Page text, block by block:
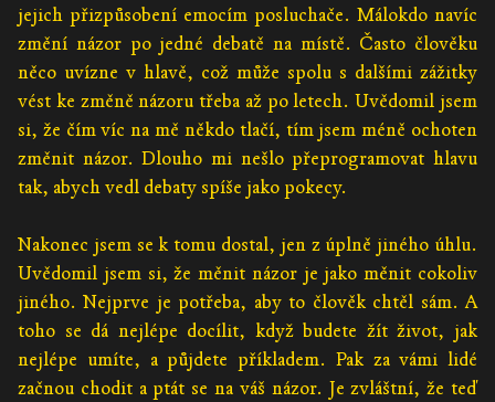
jejich přizpůsobení emocím posluchače. Málokdo navíc
změní názor po jedné debatě na místě. Často člověku
něco uvízne v hlavě, což může spolu s dalšími zážitky
vést ke změně názoru třeba až po letech. Uvědomil jsem
si, že čím víc na mě někdo tlačí, tím jsem méně ochoten
změnit názor. Dlouho mi nešlo přeprogramovat hlavu
tak, abych vedl debaty spíše jako pokecy.
Nakonec jsem se k tomu dostal, jen z úplně jiného úhlu.
Uvědomil jsem si, že měnit názor je jako měnit cokoliv
jiného. Nejprve je potřeba, aby to člověk chtěl sám. A
toho se dá nejlépe docílit, když budete žít život, jak
nejlépe umíte, a půjdete příkladem. Pak za vámi lidé
začnou chodit a ptát se na váš názor. Je zvláštní, že teď